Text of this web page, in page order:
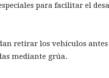
para facilitar el
retirar los vehículos
mediante grúa.